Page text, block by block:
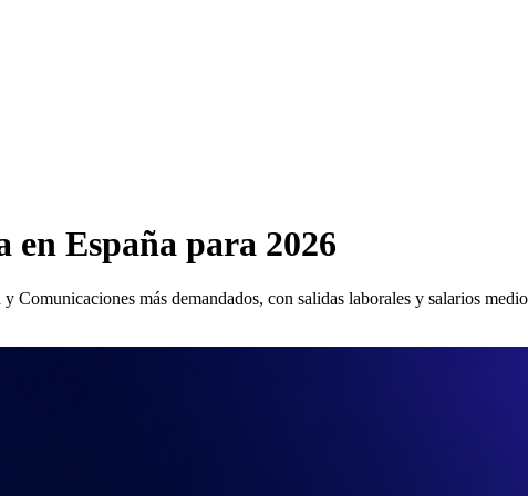
España para 2026
Comunicaciones más demandados, con salidas laborales y salarios